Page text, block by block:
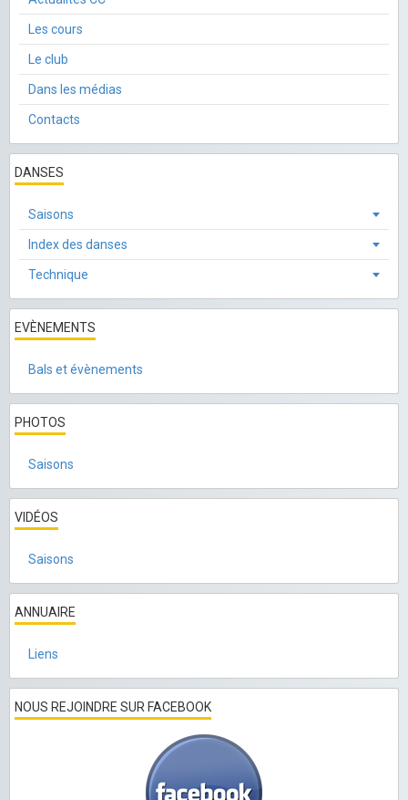
Les cours
Le club
Dans les médias
Contacts
DANSES
Saisons
Index des danses
Technique
EVÈNEMENTS
Bals et évènements
PHOTOS
Saisons
VIDÉOS
Saisons
ANNUAIRE
Liens
NOUS REJOINDRE SUR FACEBOOK